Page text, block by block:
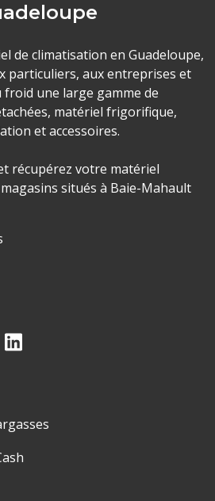
de climatisation en Guadeloupe,
particuliers, aux entreprises et
une large gamme de
matériel frigorifique,
et accessoires.
récupérez votre matériel
situés à Baie-Mahault